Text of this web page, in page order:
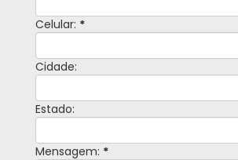
Celular: *
Cidade:
Estado:
Mensagem: *